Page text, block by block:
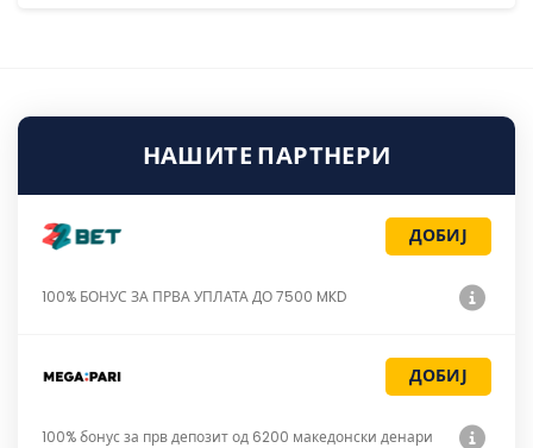
НАШИТЕ ПАРТНЕРИ
ДОБИЈ
100% БОНУС ЗА ПРВА УПЛАТА ДО 7500 MKD
ДОБИЈ
100% бонус за прв депозит од 6200 македонски денари